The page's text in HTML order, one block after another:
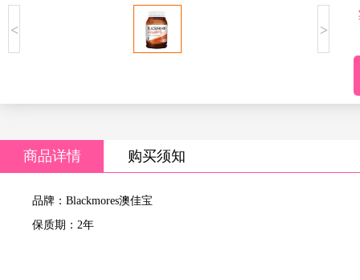
< >
商品详情 购买须知
品牌：Blackmores澳佳宝
保质期：2年